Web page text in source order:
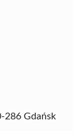
286 Gdańsk